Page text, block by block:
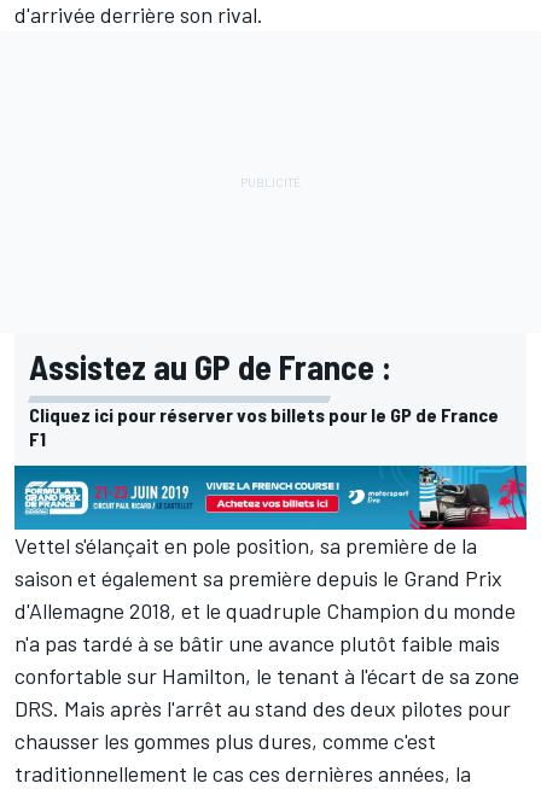
d'arrivée derrière son rival.
Assistez au GP de France :
Cliquez ici pour réserver vos billets pour le GP de France
F1
Vettel s'élançait en pole position, sa première de la
saison et également sa première depuis le Grand Prix
d'Allemagne 2018, et le quadruple Champion du monde
n'a pas tardé à se bâtir une avance plutôt faible mais
confortable sur Hamilton, le tenant à l'écart de sa zone
DRS. Mais après l'arrêt au stand des deux pilotes pour
chausser les gommes plus dures, comme c'est
traditionnellement le cas ces dernières années, la